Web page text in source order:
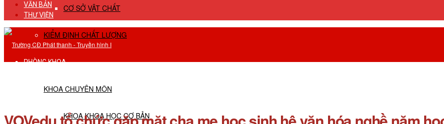
CƠ SỞ VẬT CHẤT
KIỂM ĐỊNH CHẤT LƯỢNG
PHÒNG KHOA
KHOA CHUYÊN MÔN
KHOA KHOA HỌC CƠ BẢN
VĂN BẢN
THƯ VIỆN